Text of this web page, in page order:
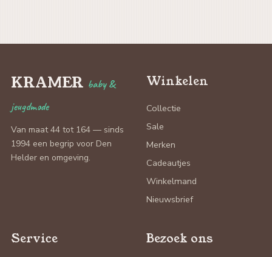
KRAMER baby &
jeugdmode
Van maat 44 tot 164 — sinds
1994 een begrip voor Den
Helder en omgeving.
Winkelen
Collectie
Sale
Merken
Cadeautjes
Winkelmand
Nieuwsbrief
Service Bezoek ons